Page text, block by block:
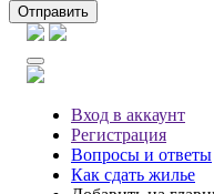
Отправить
Вход в аккаунт
Регистрация
Вопросы и ответы
Как сдать жилье